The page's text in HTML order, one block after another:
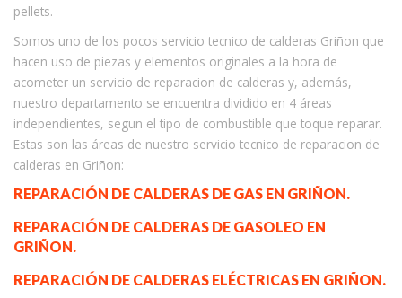
pellets.
Somos uno de los pocos servicio tecnico de calderas Griñon que
hacen uso de piezas y elementos originales a la hora de
acometer un servicio de reparacion de calderas y, además,
nuestro departamento se encuentra dividido en 4 áreas
independientes, segun el tipo de combustible que toque reparar.
Estas son las áreas de nuestro servicio tecnico de reparacion de
calderas en Griñon:
REPARACIÓN DE CALDERAS DE GAS EN GRIÑON.
REPARACIÓN DE CALDERAS DE GASOLEO EN
GRIÑON.
REPARACIÓN DE CALDERAS ELÉCTRICAS EN GRIÑON.